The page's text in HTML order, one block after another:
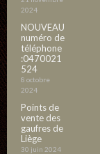
2024
NOUVEAU
numéro de
téléphone
:0470021
524
8 octobre
2024
Points de
vente des
gaufres de
Liège
30 juin 2024